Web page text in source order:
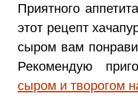
Приятного
этот рецепт
сыром вам
Рекомендую
сыром и творогом